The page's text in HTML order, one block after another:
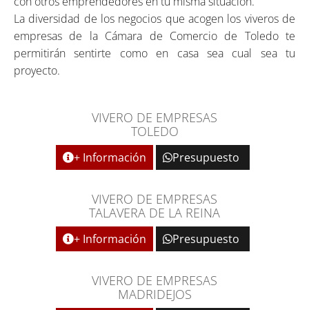
La diversidad de los negocios que acogen los viveros de
empresas de la Cámara de Comercio de Toledo te
permitirán sentirte como en casa sea cual sea tu
proyecto.
VIVERO DE EMPRESAS
TOLEDO
+ Información Presupuesto
VIVERO DE EMPRESAS
TALAVERA DE LA REINA
+ Información Presupuesto
VIVERO DE EMPRESAS
MADRIDEJOS